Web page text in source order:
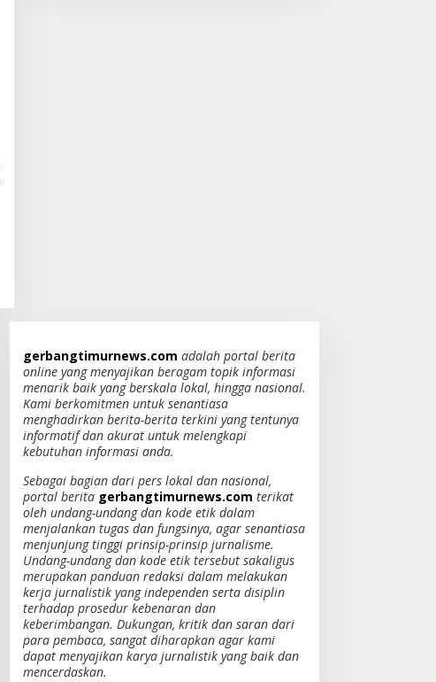
gerbangtimurnews.com adalah portal berita
online yang menyajikan beragam topik informasi
menarik baik yang berskala lokal, hingga nasional.
Kami berkomitmen untuk senantiasa
menghadirkan berita-berita terkini yang tentunya
informatif dan akurat untuk melengkapi
kebutuhan informasi anda.
Sebagai bagian dari pers lokal dan nasional,
portal berita gerbangtimurnews.com terikat
oleh undang-undang dan kode etik dalam
menjalankan tugas dan fungsinya, agar senantiasa
menjunjung tinggi prinsip-prinsip jurnalisme.
Undang-undang dan kode etik tersebut sakaligus
merupakan panduan redaksi dalam melakukan
kerja jurnalistik yang independen serta disiplin
terhadap prosedur kebenaran dan
keberimbangan. Dukungan, kritik dan saran dari
para pembaca, sangat diharapkan agar kami
dapat menyajikan karya jurnalistik yang baik dan
mencerdaskan.